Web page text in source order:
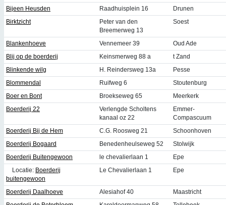
Bijeen Heusden
Raadhuisplein 16
Drunen
Birktzicht
Peter van den
Breemerweg 13
Soest
Blankenhoeve Vennemeer 39
Oud Ade
Blij op de boerderij
Keinsmerweg 88 a
t Zand
Blinkende wilg
H. Reindersweg 13a
Pesse
Blommendal
Ruifweg 6
Stoutenburg
Boer en Bont
Broekseweg 65
Meerkerk
Boerderij 22
Verlengde Scholtens
kanaal oz 22
Emmer-
Compascuum
Boerderij Bij de Hem
C.G. Roosweg 21
Schoonhoven
Boerderij Bogaard
Benedenheulseweg 52
Stolwijk
Boerderij Buitengewoon
le chevalierlaan 1
Epe
Locatie: Boerderij
buitengewoon
Le Chevalierlaan 1 Epe
Boerderij Daalhoeve Alesiahof 40
Maastricht